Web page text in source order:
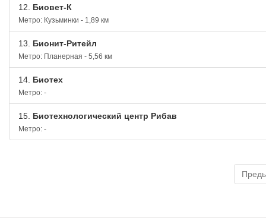
12. Биовет-К
Метро: Кузьминки - 1,89 км
13. Бионит-Ритейл
Метро: Планерная - 5,56 км
14. Биотех
Метро: -
15. Биотехнологический центр Рибав
Метро: -